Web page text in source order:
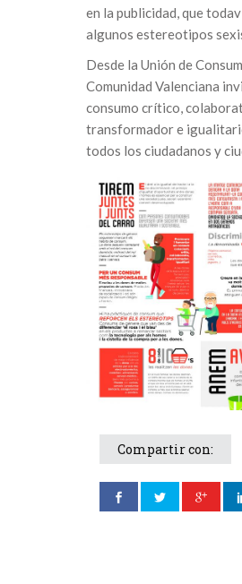
en la publicidad, que
algunos estereotipos
Desde la Unión de
Comunidad Valenciana
consumo crítico,
transformador e
todos los ciudadanos y
Compartir con: